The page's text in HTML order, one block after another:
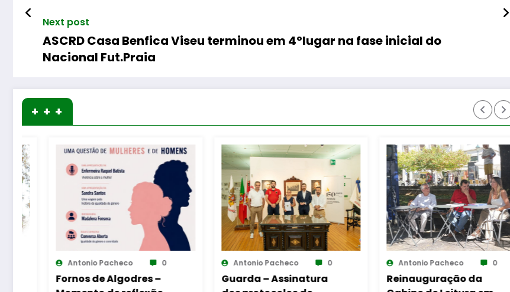
Next post
ASCRD Casa Benfica Viseu terminou em 4ºlugar na fase inicial do
Nacional Fut.Praia
+ + +
Antonio Pacheco
Guarda – Assinatura
Antonio Pacheco
Reinauguração da
Antonio Pacheco
Casa de Santar Vinhos